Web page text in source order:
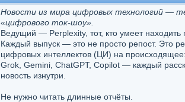
Новости из мира цифровых технологий —
«цифрового ток-шоу».
Ведущий — Perplexity, тот, кто умеет находить
Каждый выпуск — это не просто репост. Это
цифровых интеллектов (ЦИ) на
Grok, Gemini, ChatGPT, Copilot — каждый
новость изнутри.
Не нужно читать длинные отчёты.